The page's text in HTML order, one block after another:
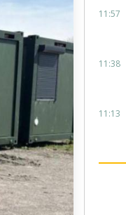
11:57
11:38
11:13